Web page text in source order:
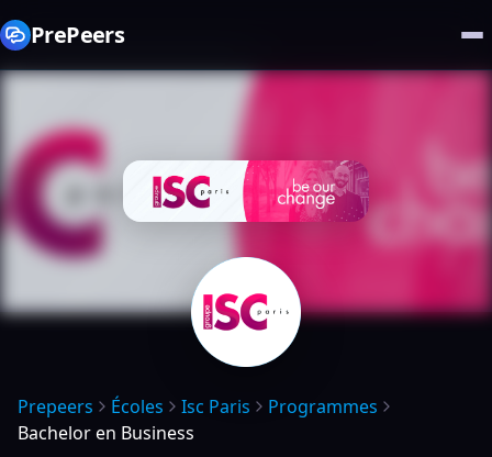
PrePeers
Prepeers Écoles Isc Paris
Programmes
Bachelor en Business